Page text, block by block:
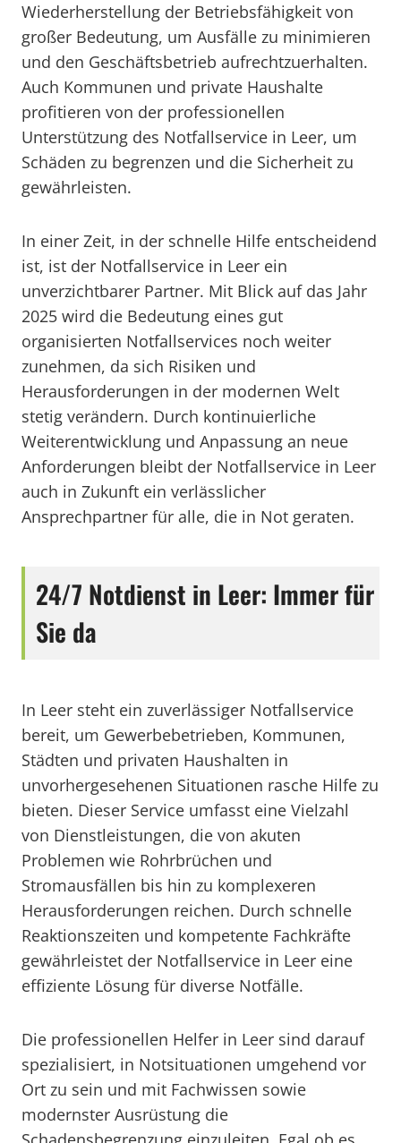
Wiederherstellung der Betriebsfähigkeit von
großer Bedeutung, um Ausfälle zu minimieren
und den Geschäftsbetrieb aufrechtzuerhalten.
Auch Kommunen und private Haushalte
profitieren von der professionellen
Unterstützung des Notfallservice in Leer, um
Schäden zu begrenzen und die Sicherheit zu
gewährleisten.
In einer Zeit, in der schnelle Hilfe entscheidend
ist, ist der Notfallservice in Leer ein
unverzichtbarer Partner. Mit Blick auf das Jahr
2025 wird die Bedeutung eines gut
organisierten Notfallservices noch weiter
zunehmen, da sich Risiken und
Herausforderungen in der modernen Welt
stetig verändern. Durch kontinuierliche
Weiterentwicklung und Anpassung an neue
Anforderungen bleibt der Notfallservice in Leer
auch in Zukunft ein verlässlicher
Ansprechpartner für alle, die in Not geraten.
24/7 Notdienst in Leer: Immer für
Sie da
In Leer steht ein zuverlässiger Notfallservice
bereit, um Gewerbebetrieben, Kommunen,
Städten und privaten Haushalten in
unvorhergesehenen Situationen rasche Hilfe zu
bieten. Dieser Service umfasst eine Vielzahl
von Dienstleistungen, die von akuten
Problemen wie Rohrbrüchen und
Stromausfällen bis hin zu komplexeren
Herausforderungen reichen. Durch schnelle
Reaktionszeiten und kompetente Fachkräfte
gewährleistet der Notfallservice in Leer eine
effiziente Lösung für diverse Notfälle.
Die professionellen Helfer in Leer sind darauf
spezialisiert, in Notsituationen umgehend vor
Ort zu sein und mit Fachwissen sowie
modernster Ausrüstung die